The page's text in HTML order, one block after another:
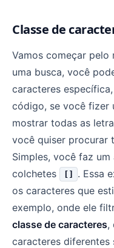
Classe de
Vamos começar
uma busca, você
caracteres
código, se você fizer
mostrar todas as
você quiser procurar
Simples, você faz
colchetes
[]
. Essa
os caracteres que
exemplo, onde ele
classe de caracteres,
caracteres diferentes